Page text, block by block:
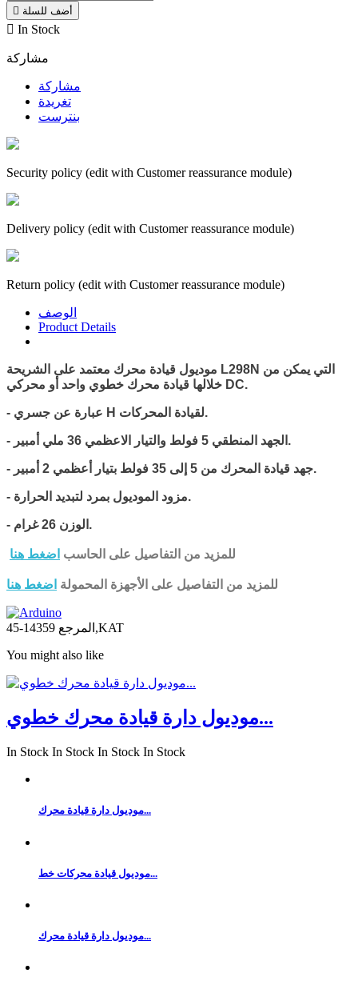
 أضف للسلة
 In Stock
مشاركة
مشاركة
تغريدة
بنترست
Security policy (edit with Customer reassurance module)
Delivery policy (edit with Customer reassurance module)
Return policy (edit with Customer reassurance module)
الوصف
Product Details
موديول قيادة محرك معتمد على الشريحة L298N التي يمكن من
خلالها قيادة محرك خطوي واحد أو محركي DC.
- عبارة عن جسري H لقيادة المحركات.
- الجهد المنطقي 5 فولط والتيار الاعظمي 36 ملي أمبير.
- جهد قيادة المحرك من 5 إلى 35 فولط بتيار أعظمي 2 أمبير.
- مزود الموديول بمرد لتبديد الحرارة.
- الوزن 26 غرام.
للمزيد من التفاصيل على الحاسب اضغط هنا
للمزيد من التفاصيل على الأجهزة المحمولة اضغط هنا
المرجع 14359-45,KAT
You might also like
موديول دارة قيادة محرك خطوي...
In Stock In Stock In Stock In Stock
موديول دارة قيادة محرك...
موديول قيادة محركات خط...
موديول دارة قيادة محرك...